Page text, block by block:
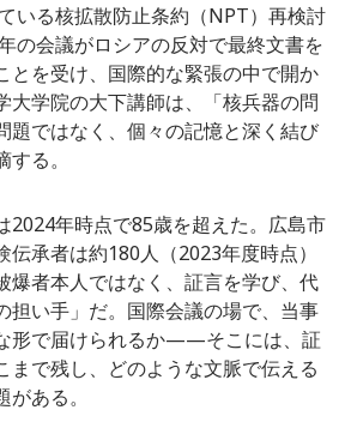
いる核拡散防止条約（NPT）再検討
の会議がロシアの反対で最終文書を
とを受け、国際的な緊張の中で開か
大学院の大下講師は、「核兵器の問
題ではなく、個々の記憶と深く結び
る。
2024年時点で85歳を超えた。広島市
伝承者は約180人（2023年度時点）
爆者本人ではなく、証言を学び、代
担い手」だ。国際会議の場で、当事
形で届けられるか——そこには、証
まで残し、どのような文脈で伝える
ある。